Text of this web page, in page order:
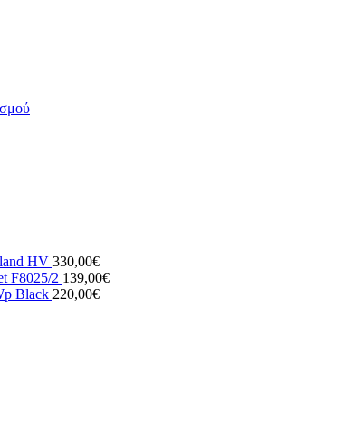
HV 330,00€
F8025/2 139,00€
Black 220,00€